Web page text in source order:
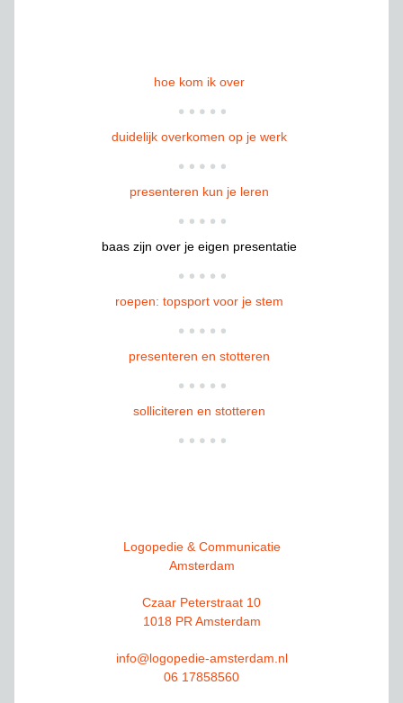
hoe kom ik over
duidelijk overkomen op je werk
presenteren kun je leren
baas zijn over je eigen presentatie
roepen: topsport voor je stem
presenteren en stotteren
solliciteren en stotteren
Logopedie & Communicatie
Amsterdam
Czaar Peterstraat 10
1018 PR Amsterdam
info@logopedie-amsterdam.nl
06 17858560